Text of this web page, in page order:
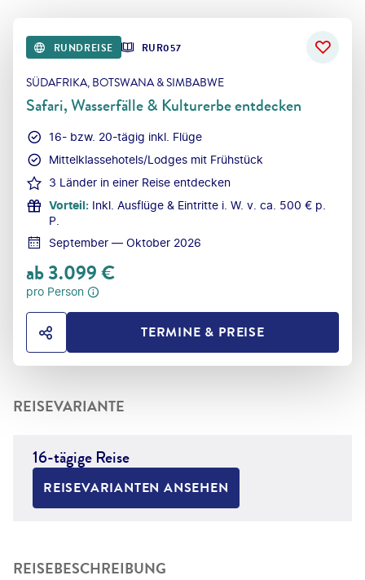
RUNDREISE RUR057
SÜDAFRIKA, BOTSWANA & SIMBABWE
Safari, Wasserfälle & Kulturerbe entdecken
16- bzw. 20-tägig inkl. Flüge
Mittelklassehotels/Lodges mit Frühstück
3 Länder in einer Reise entdecken
Vorteil: Inkl. Ausflüge & Eintritte i. W. v. ca. 500 € p.
P.
September — Oktober 2026
ab3.099€
pro Person
HOTEL TEILENTERMINE & PREISE
REISEVARIANTE
16-tägige Reise
REISEVARIANTEN ANSEHEN
REISEBESCHREIBUNG